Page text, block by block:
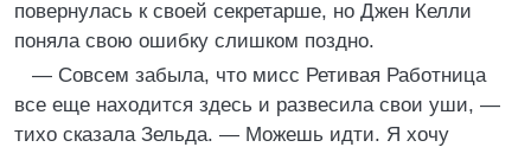
повернулась к своей секретарше, но Джен Келли
поняла свою ошибку слишком поздно.
— Совсем забыла, что мисс Ретивая Работница
все еще находится здесь и развесила свои уши, —
тихо сказала Зельда. — Можешь идти. Я хочу